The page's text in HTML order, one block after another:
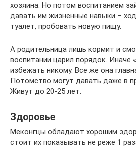
хозяина. Но потом воспитанием
давать им жизненные навыки –
туалет, пробовать новую пищу.
А родительница лишь кормит и
воспитании царил порядок. Иначе
избежать никому. Все же она
Потомство могут давать даже в
Живут до 20-25 лет.
Здоровье
Меконгцы обладают хорошим
стоит их показывать не реже 1